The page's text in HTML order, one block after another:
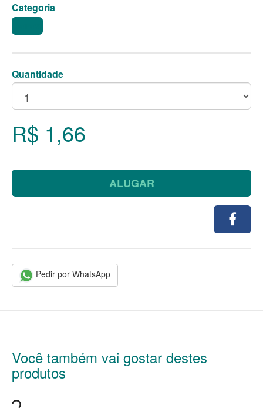
Categoria
Quantidade
R$ 1,66
ALUGAR
Pedir por WhatsApp
Você também vai gostar destes
produtos